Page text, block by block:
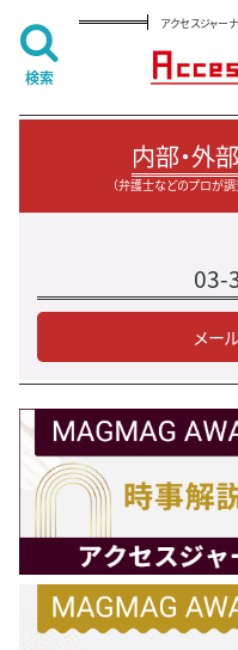
アクセスジャ
内部・外
（弁護士などのプロが調
03-
メー
検索